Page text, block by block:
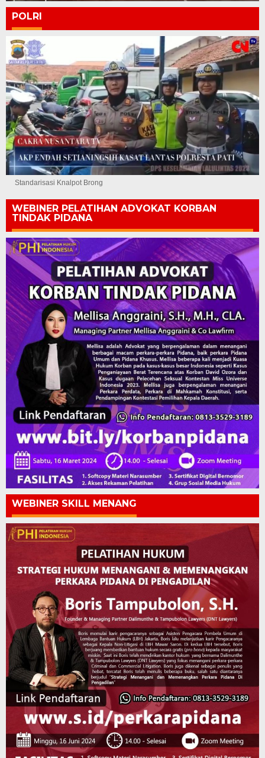
POLRI
Standarisasi Knalpot Brong
WEBINER PELATIHAN ADVOKAT KORBAN
TINDAK PIDANA
WEBINER SKILL MENANG